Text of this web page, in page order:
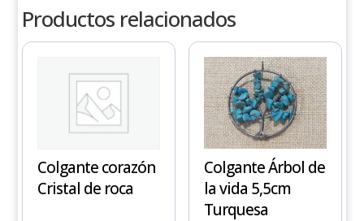
Productos relacionados
Colgante corazón
Cristal de roca
Colgante Árbol de
la vida 5,5cm
Turquesa